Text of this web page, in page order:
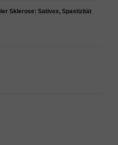
Sklerose: Sativex, Spastizität